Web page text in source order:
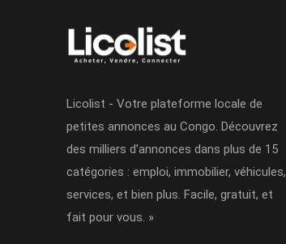
Licolist - Votre plateforme locale de
petites annonces au Congo. Découvrez
des milliers d’annonces dans plus de 15
catégories : emploi, immobilier, véhicules,
services, et bien plus. Facile, gratuit, et
fait pour vous. »